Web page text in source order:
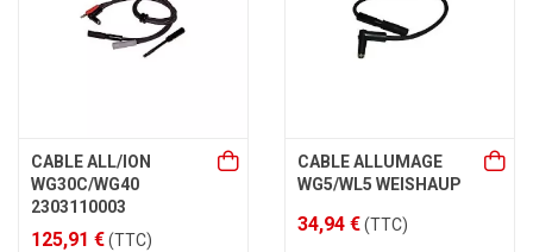
CABLE ALL/ION
WG30C/WG40
2303110003
125,91 €(TTC)
CABLE ALLUMAGE
WG5/WL5 WEISHAUP
34,94 €(TTC)